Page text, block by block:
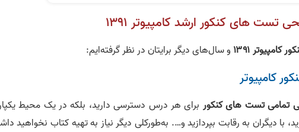
های کنکور ارشد کامپیوتر ۱۳۹۱
۱۳۹۱ و سال‌‌های دیگر برایتان در نظر گرفته‌ایم:
کامپیوتر
تمامی تست‌ های کنکور برای هر درس دسترسی دارید، بلکه در یک محیط
با دیگران به رقابت بپردازید و…. به‌طورکلی دیگر نیاز به تهیه کتاب نخواهید